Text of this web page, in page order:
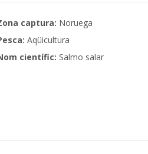
captura: Noruega
Aqüicultura
científic: Salmo salar